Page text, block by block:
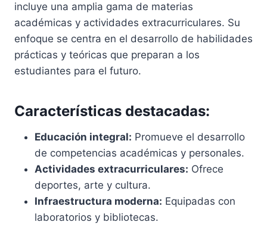
incluye una amplia gama de materias
académicas y actividades extracurriculares. Su
enfoque se centra en el desarrollo de habilidades
prácticas y teóricas que preparan a los
estudiantes para el futuro.
Características destacadas:
Educación integral: Promueve el desarrollo
de competencias académicas y personales.
Actividades extracurriculares: Ofrece
deportes, arte y cultura.
Infraestructura moderna: Equipadas con
laboratorios y bibliotecas.